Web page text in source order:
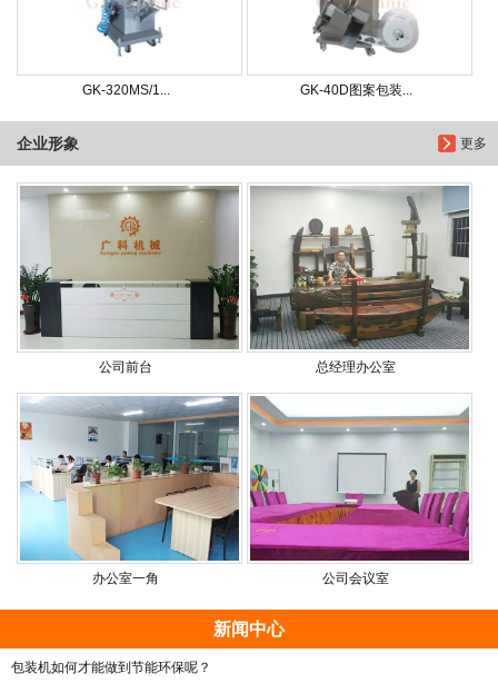
GK-320MS/1... GK-40D图案包装...
更多
企业形象
公司前台 总经理办公室
办公室一角 公司会议室
新闻中心
包装机如何才能做到节能环保呢？